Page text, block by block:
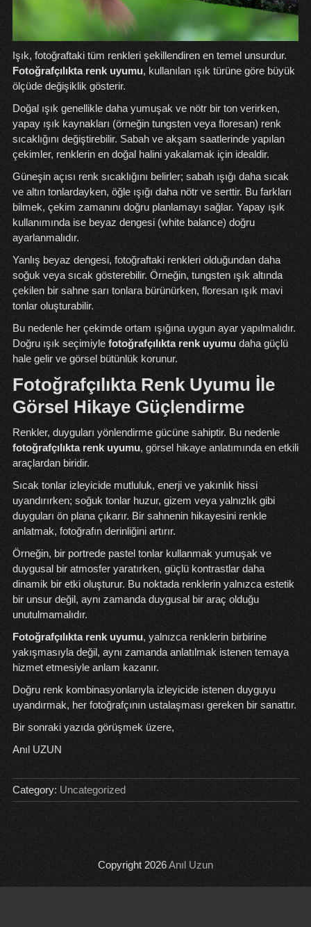
Işık, fotoğraftaki tüm renkleri şekillendiren en temel unsurdur.
Fotoğrafçılıkta renk uyumu, kullanılan ışık türüne göre büyük
ölçüde değişiklik gösterir.
Doğal ışık genellikle daha yumuşak ve nötr bir ton verirken,
yapay ışık kaynakları (örneğin tungsten veya floresan) renk
sıcaklığını değiştirebilir. Sabah ve akşam saatlerinde yapılan
çekimler, renklerin en doğal halini yakalamak için idealdir.
Güneşin açısı renk sıcaklığını belirler; sabah ışığı daha sıcak
ve altın tonlardayken, öğle ışığı daha nötr ve serttir. Bu farkları
bilmek, çekim zamanını doğru planlamayı sağlar. Yapay ışık
kullanımında ise beyaz dengesi (white balance) doğru
ayarlanmalıdır.
Yanlış beyaz dengesi, fotoğraftaki renkleri olduğundan daha
soğuk veya sıcak gösterebilir. Örneğin, tungsten ışık altında
çekilen bir sahne sarı tonlara bürünürken, floresan ışık mavi
tonlar oluşturabilir.
Bu nedenle her çekimde ortam ışığına uygun ayar yapılmalıdır.
Doğru ışık seçimiyle fotoğrafçılıkta renk uyumudaha güçlü
hale gelir ve görsel bütünlük korunur.
Fotoğrafçılıkta Renk Uyumu İle
Görsel Hikaye Güçlendirme
Renkler, duyguları yönlendirme gücüne sahiptir. Bu nedenle
fotoğrafçılıkta renk uyumu, görsel hikaye anlatımında en etkili
araçlardan biridir.
Sıcak tonlar izleyicide mutluluk, enerji ve yakınlık hissi
uyandırırken; soğuk tonlar huzur, gizem veya yalnızlık gibi
duyguları ön plana çıkarır. Bir sahnenin hikayesini renkle
anlatmak, fotoğrafın derinliğini artırır.
Örneğin, bir portrede pastel tonlar kullanmak yumuşak ve
duygusal bir atmosfer yaratırken, güçlü kontrastlar daha
dinamik bir etki oluşturur. Bu noktada renklerin yalnızca estetik
bir unsur değil, aynı zamanda duygusal bir araç olduğu
unutulmamalıdır.
Fotoğrafçılıkta renk uyumu, yalnızca renklerin birbirine
yakışmasıyla değil, aynı zamanda anlatılmak istenen temaya
hizmet etmesiyle anlam kazanır.
Doğru renk kombinasyonlarıyla izleyicide istenen duyguyu
uyandırmak, her fotoğrafçının ustalaşması gereken bir sanattır.
Bir sonraki yazıda görüşmek üzere,
Anıl UZUN
Category:Uncategorized
Copyright 2026Anıl Uzun